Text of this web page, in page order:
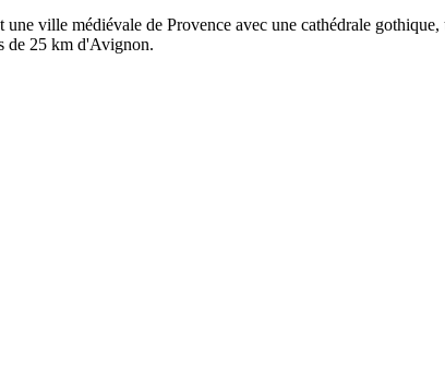
ville médiévale de Provence avec une cathédrale
de 25 km d'Avignon.